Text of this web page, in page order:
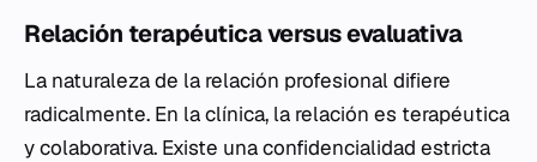
Relación terapéutica versus evaluativa
La naturaleza de la relación profesional difiere
radicalmente. En la clínica, la relación es terapéutica
y colaborativa. Existe una confidencialidad estricta